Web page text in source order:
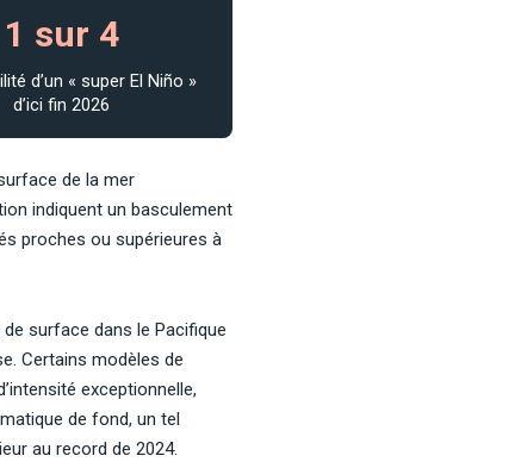
1 sur 4
d’un « super El Niño »
d’ici fin 2026
de la mer
indiquent un basculement
proches ou supérieures à
surface dans le Pacifique
Certains modèles de
exceptionnelle,
de fond, un tel
au record de 2024.